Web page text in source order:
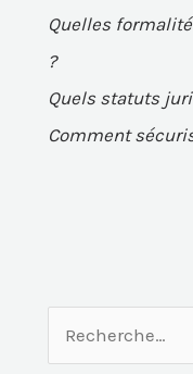
Quelles
?
Quels statuts
Comment